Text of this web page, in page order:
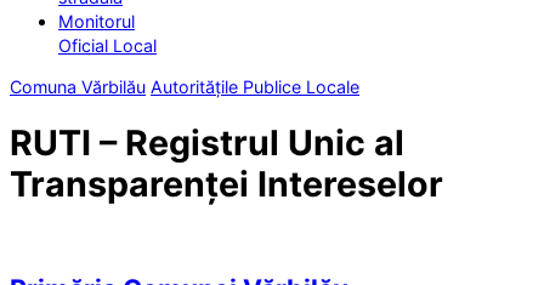
Monitorul
Oficial Local
Comuna Vărbilău Autoritățile Publice Locale
RUTI – Registrul Unic al
Transparenței Intereselor